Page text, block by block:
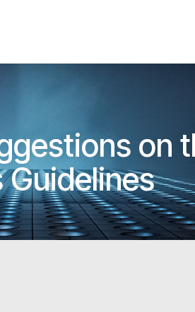
on